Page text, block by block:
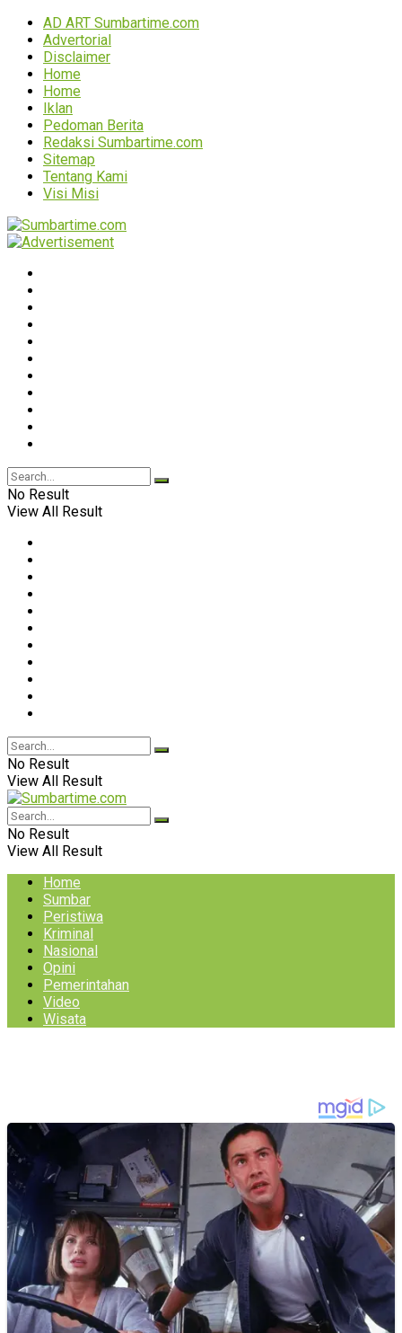
AD ART Sumbartime.com
Advertorial
Disclaimer
Home
Home
Iklan
Pedoman Berita
Redaksi Sumbartime.com
Sitemap
Tentang Kami
Visi Misi
No Result
View All Result
No Result
View All Result
No Result
View All Result
Home
Sumbar
Peristiwa
Kriminal
Nasional
Opini
Pemerintahan
Video
Wisata